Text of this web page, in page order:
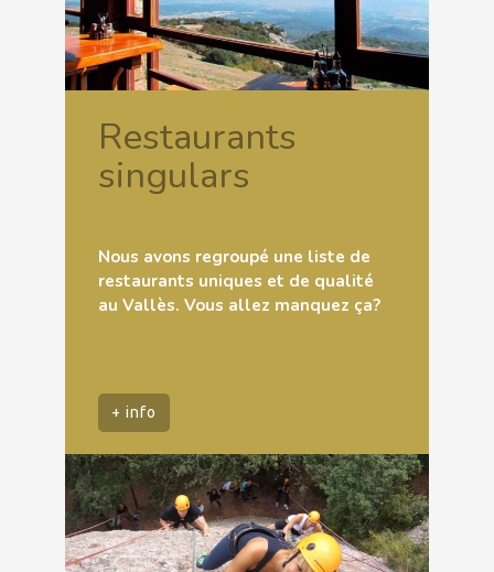
Restaurants
singulars
Nous avons regroupé une liste de
restaurants uniques et de qualité
au Vallès. Vous allez manquez ça?
+ info